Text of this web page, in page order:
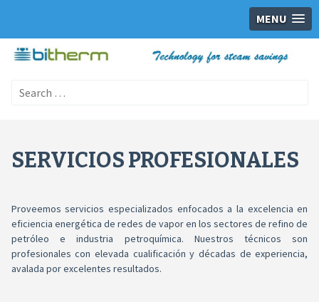
MENU
Search
SERVICIOS PROFESIONALES
Proveemos servicios especializados enfocados a la excelencia en
eficiencia energética de redes de vapor en los sectores de refino de
petróleo e industria petroquímica. Nuestros técnicos son
profesionales con elevada cualificación y décadas de experiencia,
avalada por excelentes resultados.